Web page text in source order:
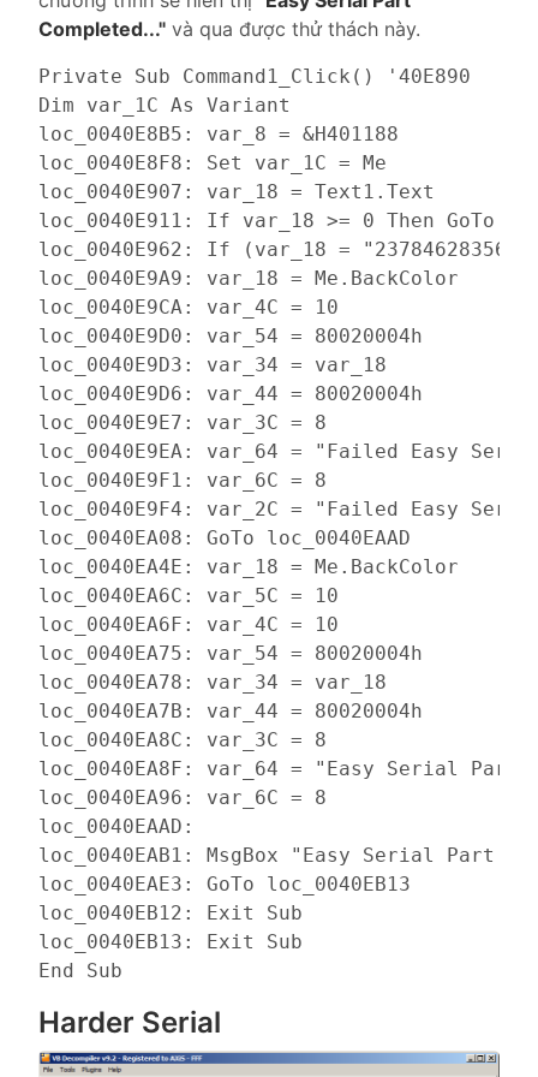
Completed..." và qua được thử thách này.
Private Sub Command1_Click() '40E890
Dim var_1C As Variant
loc_0040E8B5: var_8 = &H401188
loc_0040E8F8: Set var_1C = Me
loc_0040E907: var_18 = Text1.Text
loc_0040E911: If var_18 >= 0 Then GoTo
loc_0040E962: If (var_18 =
loc_0040E9A9: var_18 = Me.BackColor
loc_0040E9CA: var_4C = 10
loc_0040E9D0: var_54 = 80020004h
loc_0040E9D3: var_34 = var_18
loc_0040E9D6: var_44 = 80020004h
loc_0040E9E7: var_3C = 8
loc_0040E9EA: var_64 = "Failed Easy
loc_0040E9F1: var_6C = 8
loc_0040E9F4: var_2C = "Failed Easy
loc_0040EA08: GoTo loc_0040EAAD
loc_0040EA4E: var_18 = Me.BackColor
loc_0040EA6C: var_5C = 10
loc_0040EA6F: var_4C = 10
loc_0040EA75: var_54 = 80020004h
loc_0040EA78: var_34 = var_18
loc_0040EA7B: var_44 = 80020004h
loc_0040EA8C: var_3C = 8
loc_0040EA8F: var_64 = "Easy Serial Part
loc_0040EA96: var_6C = 8
loc_0040EAAD:
loc_0040EAB1: MsgBox "Easy Serial Part
loc_0040EAE3: GoTo loc_0040EB13
loc_0040EB12: Exit Sub
loc_0040EB13: Exit Sub
End Sub
Harder Serial